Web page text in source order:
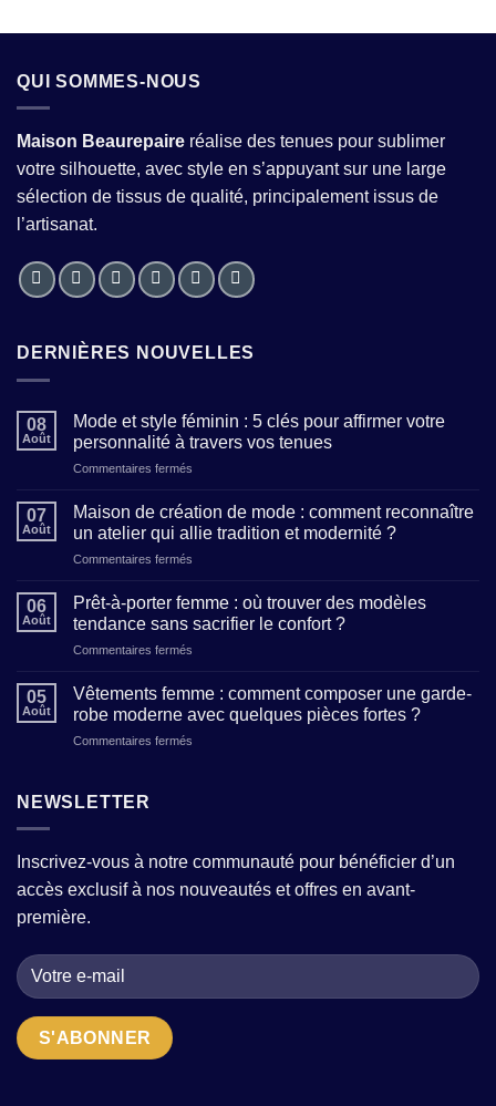
QUI SOMMES-NOUS
Maison Beaurepaire réalise des tenues pour sublimer
votre silhouette, avec style en s’appuyant sur une large
sélection de tissus de qualité, principalement issus de
l’artisanat.
DERNIÈRES NOUVELLES
08
Août
Mode et style féminin : 5 clés pour affirmer votre
personnalité à travers vos tenues
Commentaires fermés
et
style
féminin
clés
pour
à
travers
07
Août
Maison de création de mode : comment reconnaître
un atelier qui allie tradition et modernité ?
Commentaires fermés
création
de
comment
reconnaître
?
06
Août
Prêt-à-porter femme : où trouver des modèles
tendance sans sacrifier le confort ?
Commentaires fermés
femme
sans
le
05
Août
Vêtements femme : comment composer une garde-
robe moderne avec quelques pièces fortes ?
Commentaires fermés
garde-
robe
?
NEWSLETTER
Inscrivez-vous à notre communauté pour bénéficier d’un
accès exclusif à nos nouveautés et offres en avant-
première.